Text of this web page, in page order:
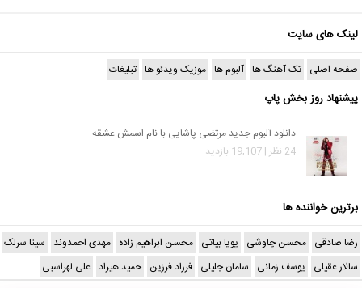
لینک های سایت
صفحه اصلی تک آهنگ ها آلبوم ها موزیک ویدئو ها تبلیغات
پیشنهاد روز بخش پاپ
دانلود آلبوم جدید مرتضی پاشایی با نام اسمش عشقه
24 نظر | 19,107 بازدید
برترین خواننده ها
رضا صادقی محسن چاوشی پویا بیاتی محسن ابراهیم زاده مهدی احمدوند سینا سرلک
سالار عقیلی یوسف زمانی سامان جلیلی فرزاد فرزین حمید هیراد علی لهراسبی